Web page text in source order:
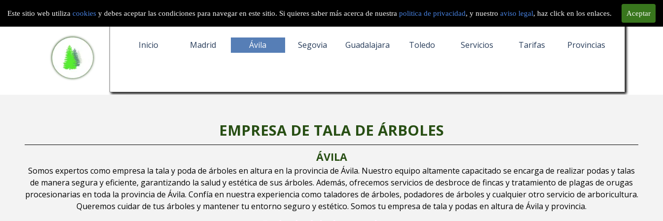
Este sitio web utiliza cookies y debes aceptar las condiciones para navegar en este sitio. Si quieres saber más acerca de nuestra politica de privacidad, y nuestro aviso legal, haz click en los enlaces. Aceptar
Inicio Madrid Ávila Segovia Guadalajara Toledo Servicios Tarifas Provincias
Inicio
EMPRESA DE TALA DE ÁRBOLES
ÁVILA
Somos expertos como empresa la tala y poda de árboles en altura en la provincia de Ávila. Nuestro equipo altamente capacitado se encarga de realizar podas y talas
de manera segura y eficiente, garantizando la salud y estética de sus árboles. Además, ofrecemos servicios de desbroce de fincas y tratamiento de plagas de orugas
procesionarias en toda la provincia de Ávila. Confía en nuestra experiencia como taladores de árboles, podadores de árboles y cualquier otro servicio de arboricultura.
Queremos cuidar de tus árboles y mantener tu entorno seguro y estético. Somos tu empresa de tala y podas en altura de Ávila y provincia.